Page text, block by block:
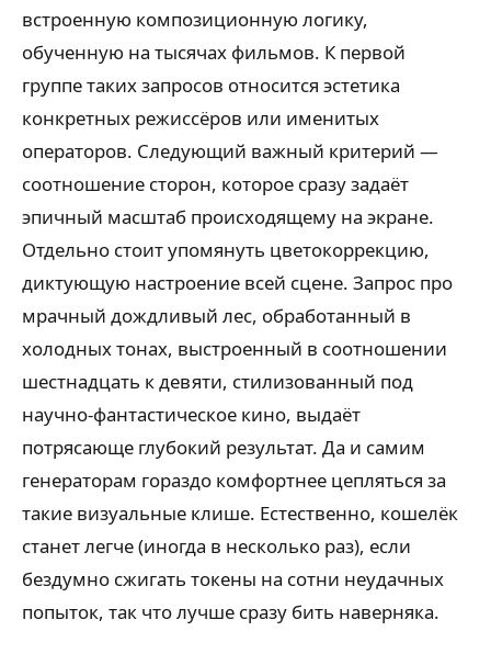
встроенную композиционную логику,
обученную на тысячах фильмов. К первой
группе таких запросов относится эстетика
конкретных режиссёров или именитых
операторов. Следующий важный критерий —
соотношение сторон, которое сразу задаёт
эпичный масштаб происходящему на экране.
Отдельно стоит упомянуть цветокоррекцию,
диктующую настроение всей сцене. Запрос про
мрачный дождливый лес, обработанный в
холодных тонах, выстроенный в соотношении
шестнадцать к девяти, стилизованный под
научно-фантастическое кино, выдаёт
потрясающе глубокий результат. Да и самим
генераторам гораздо комфортнее цепляться за
такие визуальные клише. Естественно, кошелёк
станет легче (иногда в несколько раз), если
бездумно сжигать токены на сотни неудачных
попыток, так что лучше сразу бить наверняка.